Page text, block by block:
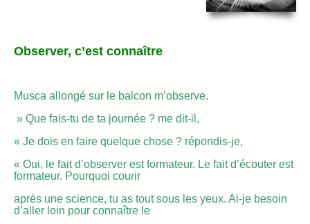
Observer, c’est connaître
Musca allongé sur le balcon m’observe.
» Que fais-tu de ta journée ? me dit-il,
« Je dois en faire quelque chose ? répondis-je,
« Oui, le fait d’observer est formateur. Le fait d’écouter est
formateur. Pourquoi courir
après une science, tu as tout sous les yeux. Ai-je besoin
d’aller loin pour connaître le